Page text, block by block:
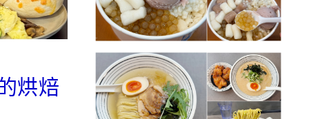
烘焙